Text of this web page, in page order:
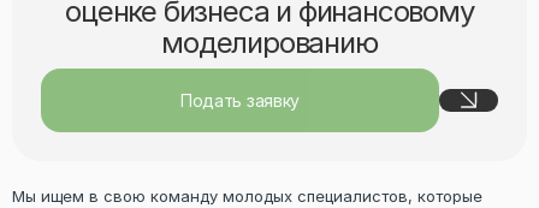
оценке бизнеса и финансовому
моделированию
Подать заявку
Мы ищем в свою команду молодых специалистов, которые